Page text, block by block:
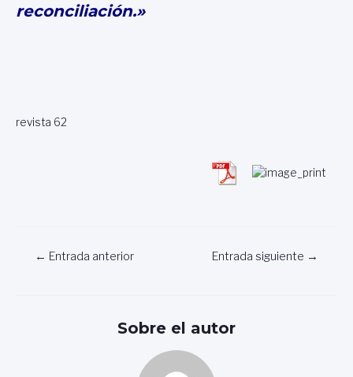
reconciliación.»
revista 62
Navegación
← Entrada anterior Entrada siguiente →
Sobre el autor